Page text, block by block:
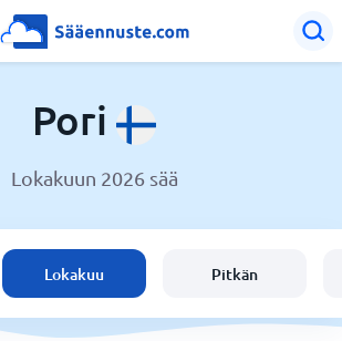
Pori
Lokakuun 2026 sää
Lokakuu Pitkän